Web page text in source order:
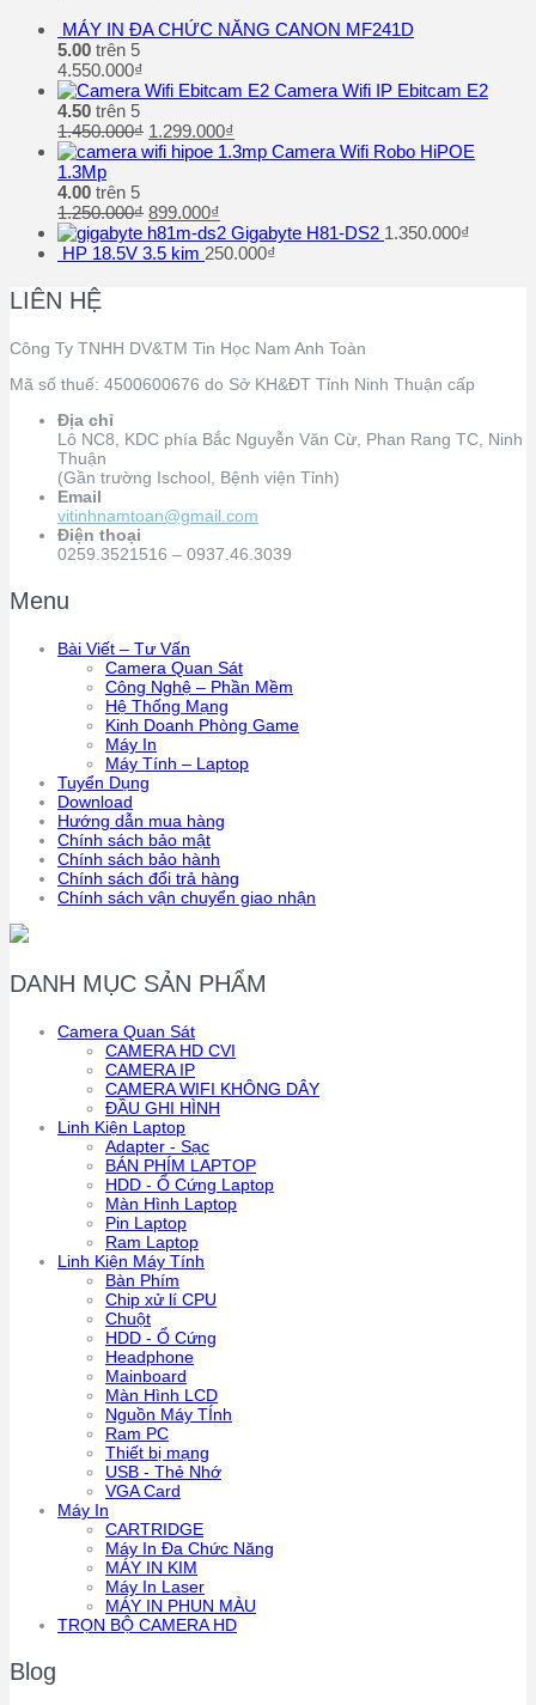
MÁY IN ĐA CHỨC NĂNG CANON MF241D
5.00 trên 5
4.550.000₫
Camera Wifi IP Ebitcam E2
4.50 trên 5
1.450.000₫ 1.299.000₫
Camera Wifi Robo HiPOE
1.3Mp
4.00 trên 5
1.250.000₫ 899.000₫
Gigabyte H81-DS2 1.350.000₫
HP 18.5V 3.5 kim 250.000₫
LIÊN HỆ
Công Ty TNHH DV&TM Tin Học Nam Anh Toàn
Mã số thuế: 4500600676 do Sở KH&ĐT Tỉnh Ninh Thuận cấp
Địa chỉ
Lô NC8, KDC phía Bắc Nguyễn Văn Cừ, Phan Rang TC, Ninh
Thuận
(Gần trường Ischool, Bệnh viện Tỉnh)
Email
vitinhnamtoan@gmail.com
Điện thoại
0259.3521516 – 0937.46.3039
Menu
Bài Viết – Tư Vấn
Camera Quan Sát
Công Nghệ – Phần Mềm
Hệ Thống Mạng
Kinh Doanh Phòng Game
Máy In
Máy Tính – Laptop
Tuyển Dụng
Download
Hướng dẫn mua hàng
Chính sách bảo mật
Chính sách bảo hành
Chính sách đổi trả hàng
Chính sách vận chuyển giao nhận
DANH MỤC SẢN PHẨM
Camera Quan Sát
CAMERA HD CVI
CAMERA IP
CAMERA WIFI KHÔNG DÂY
ĐẦU GHI HÌNH
Linh Kiện Laptop
Adapter - Sạc
BÁN PHÍM LAPTOP
HDD - Ổ Cứng Laptop
Màn Hình Laptop
Pin Laptop
Ram Laptop
Linh Kiện Máy Tính
Bàn Phím
Chip xử lí CPU
Chuột
HDD - Ổ Cứng
Headphone
Mainboard
Màn Hình LCD
Nguồn Máy TÍnh
Ram PC
Thiết bị mạng
USB - Thẻ Nhớ
VGA Card
Máy In
CARTRIDGE
Máy In Đa Chức Năng
MÁY IN KIM
Máy In Laser
MÁY IN PHUN MÀU
TRỌN BỘ CAMERA HD
Blog